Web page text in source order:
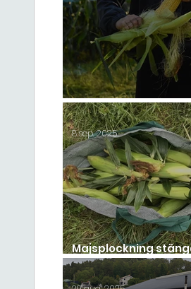
Säsongsavslutning
Majsplockning
onsdag 10/9!
8 sep. 2025